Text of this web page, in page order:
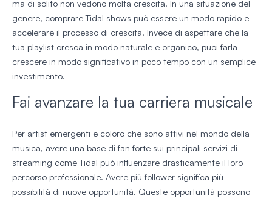
ma di solito non vedono molta crescita. In una situazione del
genere, comprare Tidal shows può essere un modo rapido e
accelerare il processo di crescita. Invece di aspettare che la
tua playlist cresca in modo naturale e organico, puoi farla
crescere in modo significativo in poco tempo con un semplice
investimento.
Fai avanzare la tua carriera musicale
Per artist emergenti e coloro che sono attivi nel mondo della
musica, avere una base di fan forte sui principali servizi di
streaming come Tidal può influenzare drasticamente il loro
percorso professionale. Avere più follower significa più
possibilità di nuove opportunità. Queste opportunità possono